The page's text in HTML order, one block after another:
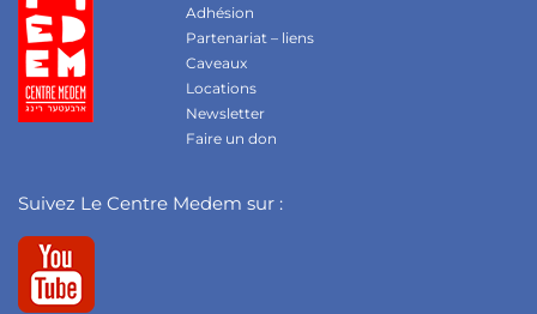
Adhésion
Partenariat – liens
Caveaux
Locations
Newsletter
Faire un don
Suivez Le Centre Medem sur :